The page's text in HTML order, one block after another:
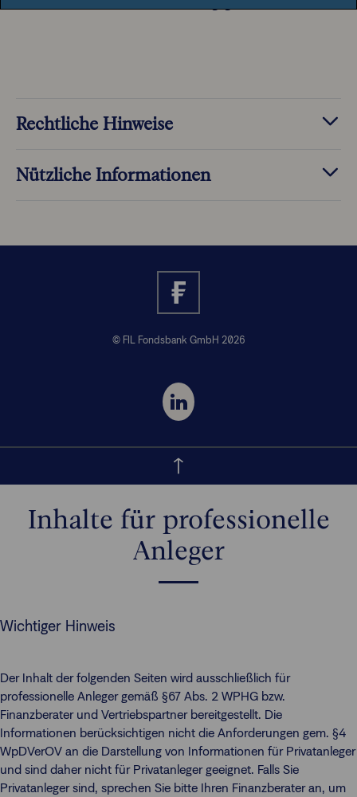
Rechtliche Hinweise
Nützliche Informationen
© FIL Fondsbank GmbH 2026
Inhalte für professionelle
Anleger
Wichtiger Hinweis
Der Inhalt der folgenden Seiten wird ausschließlich für
professionelle Anleger gemäß §67 Abs. 2 WPHG bzw.
Finanzberater und Vertriebspartner bereitgestellt. Die
Informationen berücksichtigen nicht die Anforderungen gem. §4
WpDVerOV an die Darstellung von Informationen für Privatanleger
und sind daher nicht für Privatanleger geeignet. Falls Sie
Privatanleger sind, sprechen Sie bitte Ihren Finanzberater an, um